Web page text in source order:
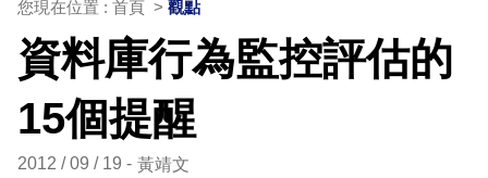
您現在位置 : 首頁 > 觀點
資料庫行為監控評估的
15個提醒
2012 / 09 / 19 黃靖文